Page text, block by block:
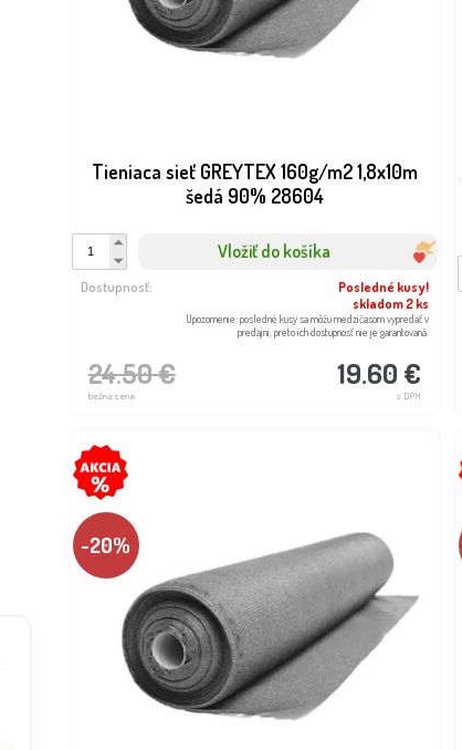
Tieniaca sieť GREYTEX 160g/m2 1,8x10m
šedá 90% 28604
Vložiť do košíka
24.50 €
bežná cena
19.60 €
s DPH
Dostupnosť:
Posledné kusy!
skladom 2 ks
Upozornenie: posledné kusy sa môžu medzičasom vypredať v
predajni, preto ich dostupnosť nie je garantovaná.
-20%